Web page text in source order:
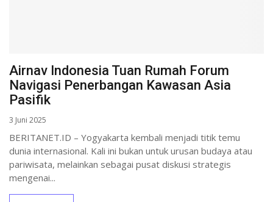
Airnav Indonesia Tuan Rumah Forum
Navigasi Penerbangan Kawasan Asia
Pasifik
3 Juni 2025
BERITANET.ID – Yogyakarta kembali menjadi titik temu
dunia internasional. Kali ini bukan untuk urusan budaya atau
pariwisata, melainkan sebagai pusat diskusi strategis
mengenai...